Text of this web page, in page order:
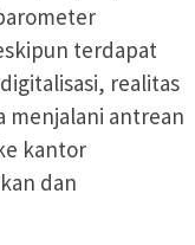
terdapat
realitas
menjalani antrean
kantor
dan